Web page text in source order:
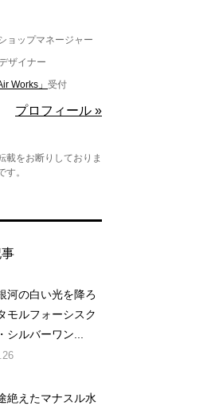
ョップマネージャー
ザイナー
Works」 受付
プロフィール »
をお断りしておりま
。
河の白い光を降ろ
モルフォーシスク
シルバーワン...
絶えたマナスル水